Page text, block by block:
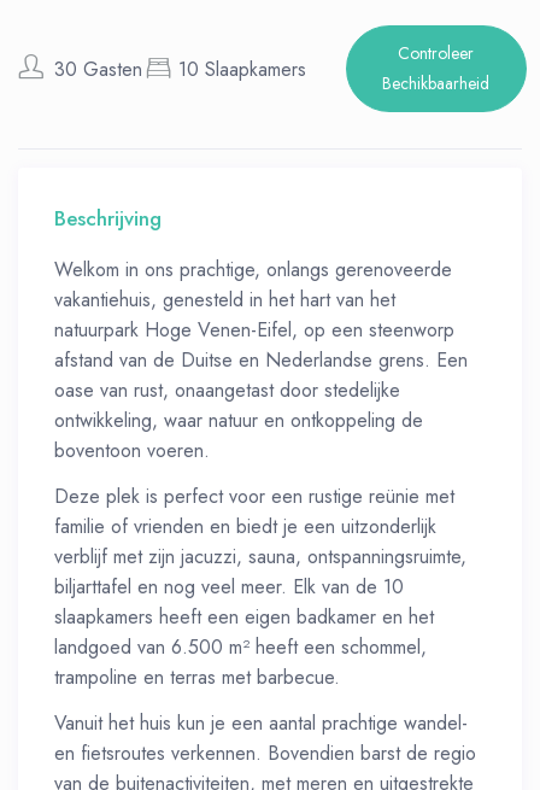
30 Gasten 10 Slaapkamers
Controleer
Bechikbaarheid
Beschrijving
Welkom in ons prachtige, onlangs gerenoveerde
vakantiehuis, genesteld in het hart van het
natuurpark Hoge Venen-Eifel, op een steenworp
afstand van de Duitse en Nederlandse grens. Een
oase van rust, onaangetast door stedelijke
ontwikkeling, waar natuur en ontkoppeling de
boventoon voeren.
Deze plek is perfect voor een rustige reünie met
familie of vrienden en biedt je een uitzonderlijk
verblijf met zijn jacuzzi, sauna, ontspanningsruimte,
biljarttafel en nog veel meer. Elk van de 10
slaapkamers heeft een eigen badkamer en het
landgoed van 6.500 m² heeft een schommel,
trampoline en terras met barbecue.
Vanuit het huis kun je een aantal prachtige wandel-
en fietsroutes verkennen. Bovendien barst de regio
van de buitenactiviteiten, met meren en uitgestrekte